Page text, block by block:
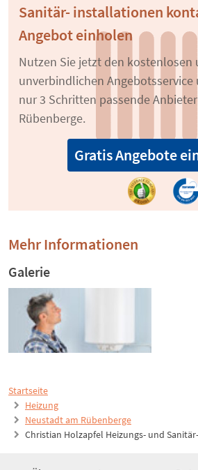
Startseite
Heizung
Neustadt am Rübenberge
Christian Holzapfel Heizungs- und
Sanitär- installationen
Angebot einholen
Nutzen Sie jetzt den kostenlosen
unverbindlichen Angebotsservice
nur 3 Schritten passende
Rübenberge.
Gratis Angebote
Mehr Informationen
Galerie